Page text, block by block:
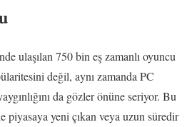
ulaşılan 750 bin eş zamanlı oyuncu
değil, aynı zamanda PC
da gözler önüne seriyor. Bu
piyasaya yeni çıkan veya uzun süredir